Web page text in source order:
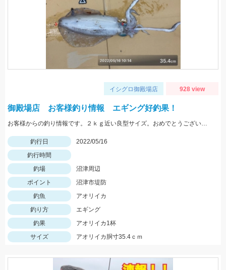
イシグロ御殿場店 928 view
御殿場店 お客様釣り情報 エギング好釣果！
お客様からの釣り情報です。２ｋｇ近い良型サイズ。おめでとうございます。
釣行日
2022/05/16
釣行時間
釣場
沼津周辺
ポイント
沼津市堤防
釣魚
アオリイカ
釣り方
エギング
釣果
アオリイカ1杯
サイズ
アオリイカ胴寸35.4ｃｍ